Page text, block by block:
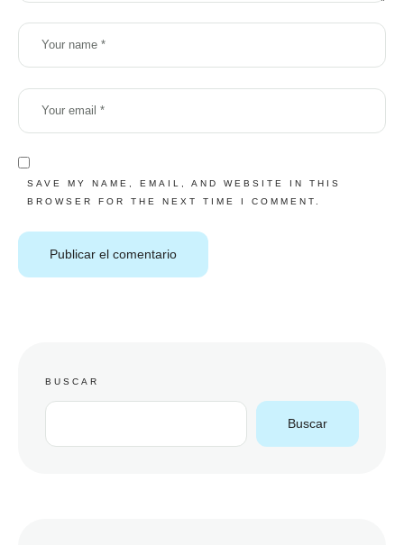
SAVE MY NAME, EMAIL, AND WEBSITE IN THIS
BROWSER FOR THE NEXT TIME I COMMENT.
BUSCAR
Buscar